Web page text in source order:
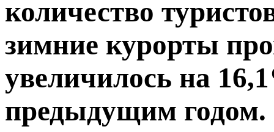
количество
зимние курорты
увеличилось на
предыдущим годом.